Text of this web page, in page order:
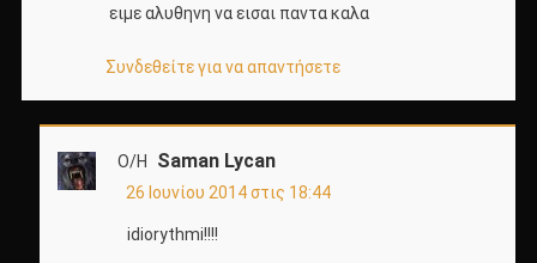
ειμε αλυθηνη να εισαι παντα καλα
Συνδεθείτε για να απαντήσετε
Ο/Η Saman Lycan
26 Ιουνίου 2014 στις 18:44
idiorythmi!!!!